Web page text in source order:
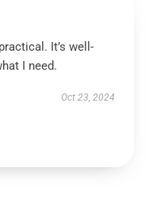
It’s well-
I need.
Oct 23, 2024